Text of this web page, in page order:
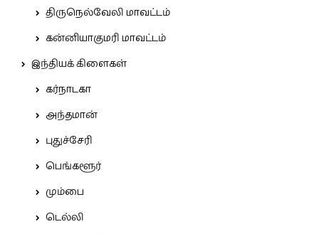
திருநெல்வேலி மாவட்டம்
கன்னியாகுமரி மாவட்டம்
இந்தியக் கிளைகள்
கர்நாடகா
அந்தமான்
புதுச்சேரி
பெங்களூர்
மும்பை
டெல்லி